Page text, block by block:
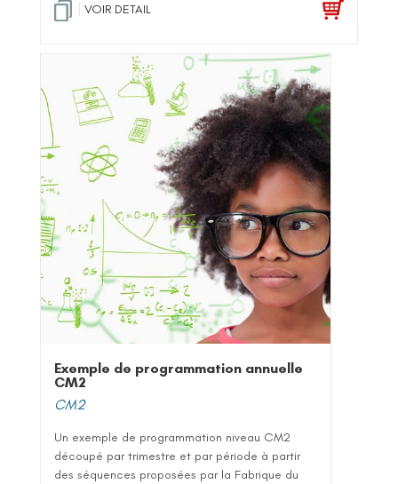
VOIR DETAIL
Exemple de programmation annuelle
CM2
CM2
Un exemple de programmation niveau CM2
découpé par trimestre et par période à partir
des séquences proposées par la Fabrique du